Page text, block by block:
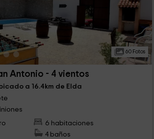
60 Fotos
Antonio - 4 vientos
a 16.4km de Elda
6 habitaciones
4 baños